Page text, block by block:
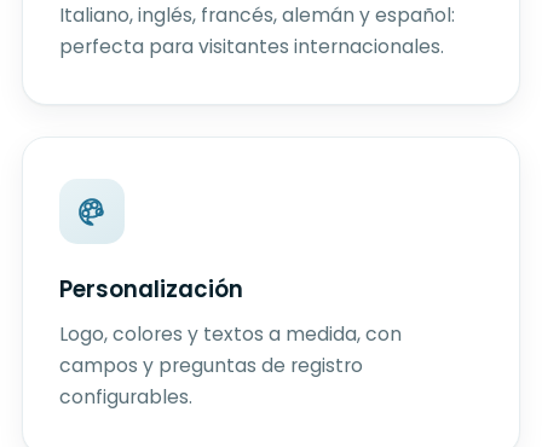
Italiano, inglés, francés, alemán y español:
perfecta para visitantes internacionales.
Personalización
Logo, colores y textos a medida, con
campos y preguntas de registro
configurables.